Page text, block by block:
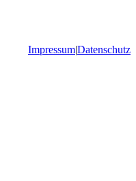
Impressum|Datenschutz